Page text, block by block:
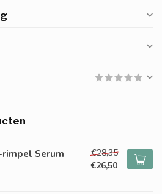
Serum
€28,35
€26,50